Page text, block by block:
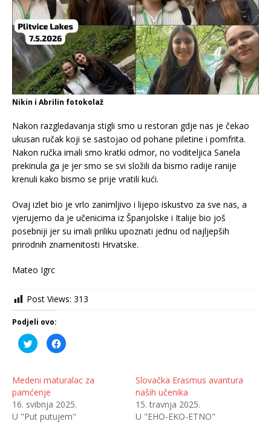
Nikin i Abrilin fotokolaž
Nakon razgledavanja stigli smo u restoran gdje nas je čekao
ukusan ručak koji se sastojao od pohane piletine i pomfrita.
Nakon ručka imali smo kratki odmor, no voditeljica Sanela
prekinula ga je jer smo se svi složili da bismo radije ranije
krenuli kako bismo se prije vratili kući.
Ovaj izlet bio je vrlo zanimljivo i lijepo iskustvo za sve nas, a
vjerujemo da je učenicima iz Španjolske i Italije bio još
posebniji jer su imali priliku upoznati jednu od najljepših
prirodnih znamenitosti Hrvatske.
Mateo Igrc
Post Views: 313
Podjeli ovo:
P
o
e
l
i
n
a
T
w
K
l
m
p
d
i
j
e
Medeni maturalac za
pamćenje
16. svibnja 2025.
U "Put putujem"
Slovačka Erasmus avantura
naših učenika
15. travnja 2025.
U "EHO-EKO-ETNO"